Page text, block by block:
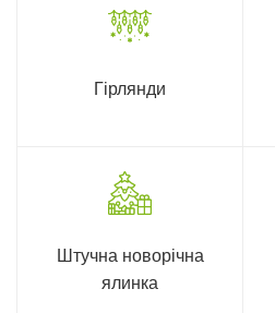
Гірлянди
Штучна новорічна
ялинка